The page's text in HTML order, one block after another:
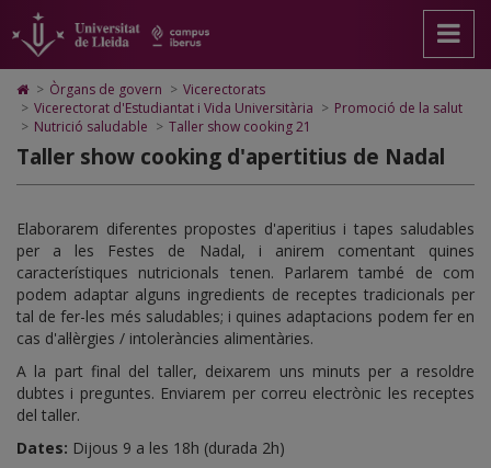
Taller
show
cooking
21
pàgina
principal.
Universitat
Lleida
contingut
principal
Mapa
Web.
Universitat
Cerca
Accessibilitat.
Universitat
Lleida
Icono
de
Home
para
ir
a
página
de
inicio
> Òrgans de govern > Vicerectorats
> Vicerectorat d'Estudiantat i Vida Universitària > Promoció de la salut
> Nutrició saludable > Taller show cooking 21
Taller show cooking d'apertitius de Nadal
Elaborarem diferentes propostes d'aperitius i tapes saludables
per a les Festes de Nadal, i anirem comentant quines
característiques nutricionals tenen. Parlarem també de com
podem adaptar alguns ingredients de receptes tradicionals per
tal de fer-les més saludables; i quines adaptacions podem fer en
cas d'al·lèrgies / intoleràncies alimentàries.
A la part final del taller, deixarem uns minuts per a resoldre
dubtes i preguntes. Enviarem per correu electrònic les receptes
del taller.
Dates: Dijous 9 a les 18h (durada 2h)